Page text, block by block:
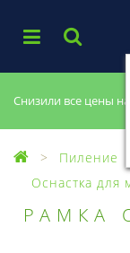
Снизили все цены на
Пиление
Оснастка для
РАМКА